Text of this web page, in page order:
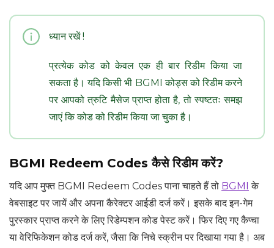
ध्यान रखें !
प्रत्येक कोड को केवल एक ही बार रिडीम किया जा
सकता है। यदि किसी भी BGMI कोड्स को रिडीम करने
पर आपको त्रुटि मैसेज प्राप्त होता है, तो स्पष्टतः समझ
जाएं कि कोड को रिडीम किया जा चुका है।
BGMI Redeem Codes कैसे रिडीम करें?
यदि आप मुफ्त BGMI Redeem Codes पाना चाहते हैं तो BGMI के
वेबसाइट पर जायें और अपना कैरेक्टर आईडी दर्ज करें। इसके बाद इन-गेम
पुरस्कार प्राप्त करने के लिए रिडेम्पशन कोड पेस्ट करें। फिर दिए गए कैप्चा
या वेरिफिकेशन कोड दर्ज करें, जैसा कि निचे स्क्रीन पर दिखाया गया है। अब